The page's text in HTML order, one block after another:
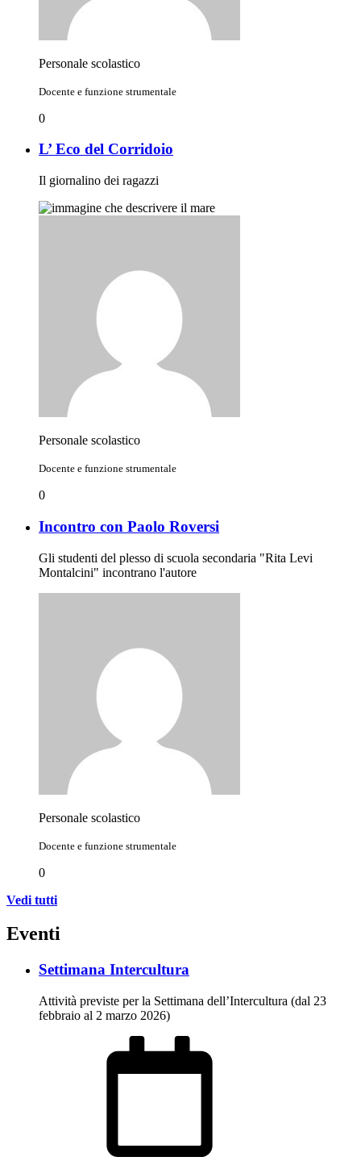
Personale scolastico
Docente e funzione strumentale
0
L’ Eco del Corridoio
Il giornalino dei ragazzi
Personale scolastico
Docente e funzione strumentale
0
Incontro con Paolo Roversi
Gli studenti del plesso di scuola secondaria "Rita Levi
Montalcini" incontrano l'autore
Personale scolastico
Docente e funzione strumentale
0
Vedi tutti
Eventi
Settimana Intercultura
Attività previste per la Settimana dell’Intercultura (dal 23
febbraio al 2 marzo 2026)